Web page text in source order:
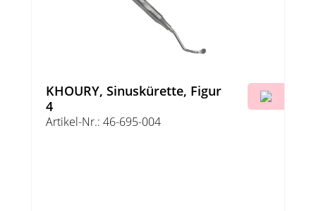
KHOURY, Sinuskürette, Figur
4
Artikel-Nr.: 46-695-004